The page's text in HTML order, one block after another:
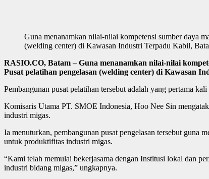
Guna menanamkan nilai-nilai kompetensi sumber daya
(welding center) di Kawasan Industri Terpadu Kabil,
RASIO.CO, Batam – Guna menanamkan nilai-nilai
Pusat pelatihan pengelasan (welding center) di Kawasan
Pembangunan pusat pelatihan tersebut adalah yang pertama
Komisaris Utama PT. SMOE Indonesia, Hoo Nee Sin
industri migas.
Ia menuturkan, pembangunan pusat pengelasan tersebut guna
untuk produktifitas industri migas.
“Kami telah memulai bekerjasama dengan Institusi lokal dan
industri bidang migas,” ungkapnya.